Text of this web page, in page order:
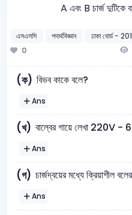
A এবং B চার্জ দুটিকে
এসএসসি পদার্থবিজ্ঞান ঢাকা বোর্ড -
0
(ক) বিভব কাকে বলে?
Ans
(খ) বাল্বের গায়ে লেখা 220V -
Ans
(গ) চার্জদ্বয়ের মধ্যে ক্রিয়াশীল
Ans